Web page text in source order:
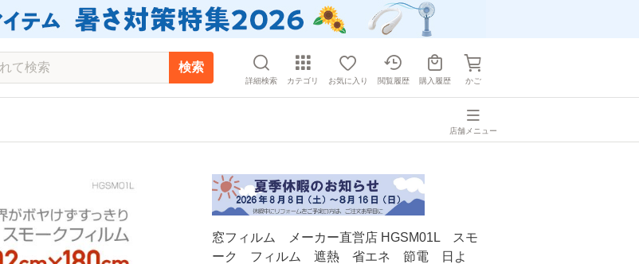
検索
詳細検索 カテゴリ お気に入り 閲覧履歴 購入履歴 かご
店舗メニュー
窓フィルム メーカー直営店 HGSM01L スモ
ーク フィルム 遮熱 省エネ 節電 日よ